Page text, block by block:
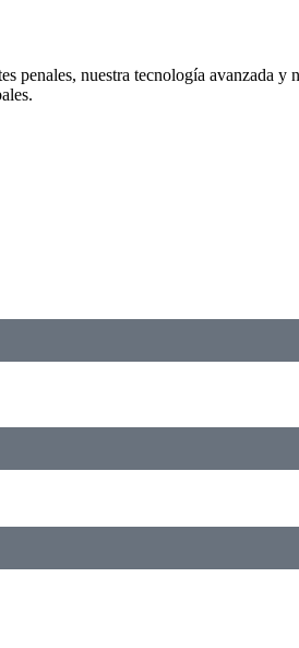
penales, nuestra tecnología avanzada y